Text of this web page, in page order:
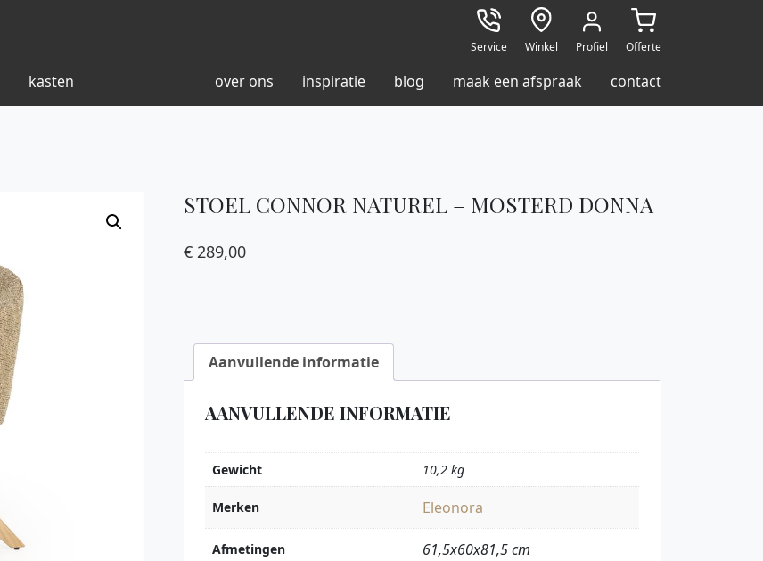
Service Winkel Profiel Offerte
kasten over ons inspiratie blog maak een afspraak contact
STOEL CONNOR NATUREL – MOSTERD DONNA
€ 289,00
Aanvullende informatie
AANVULLENDE INFORMATIE
Gewicht 10,2 kg
Merken Eleonora
Afmetingen 61,5x60x81,5 cm